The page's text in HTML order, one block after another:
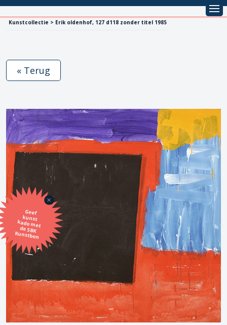
Kunstcollectie > Erik oldenhof, 127 d118 zonder titel 1985
Geef
kunst
kado met
de SBK
Kunstbon
« Terug